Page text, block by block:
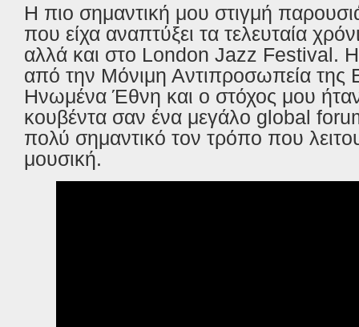
Η πιο σημαντική μου στιγμή
που είχα αναπτύξει τα τελευταία
αλλά και στο London Jazz Festival.
από την Μόνιμη Αντιπροσωπεία της
Ηνωμένα Έθνη και ο στόχος μου ήταν
κουβέντα σαν ένα μεγάλο global
πολύ σημαντικό τον τρόπο που
μουσική.